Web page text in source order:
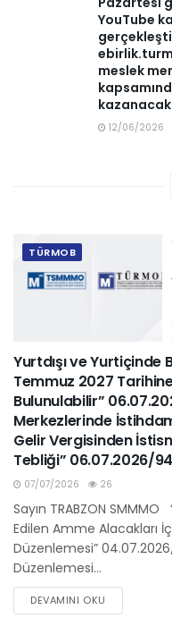
YouTube
meslek
12/06/2026
TÜRMOB
Yurtdışı ve Yurtiçinde
Temmuz 2027
Bulunulabilir”
Merkezlerinde
Gelir Vergisinden
Tebliği” 06.07.2026/
07/07/2026 26
Sayın TRABZON
Edilen Amme Alacakları
Düzenlemesi” 04.07.2026/
Düzenlemesi...
DEVAMINI OKU